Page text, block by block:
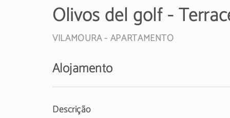
Olivos del golf -
VILAMOURA - APARTAMENTO
Alojamento
Descrição